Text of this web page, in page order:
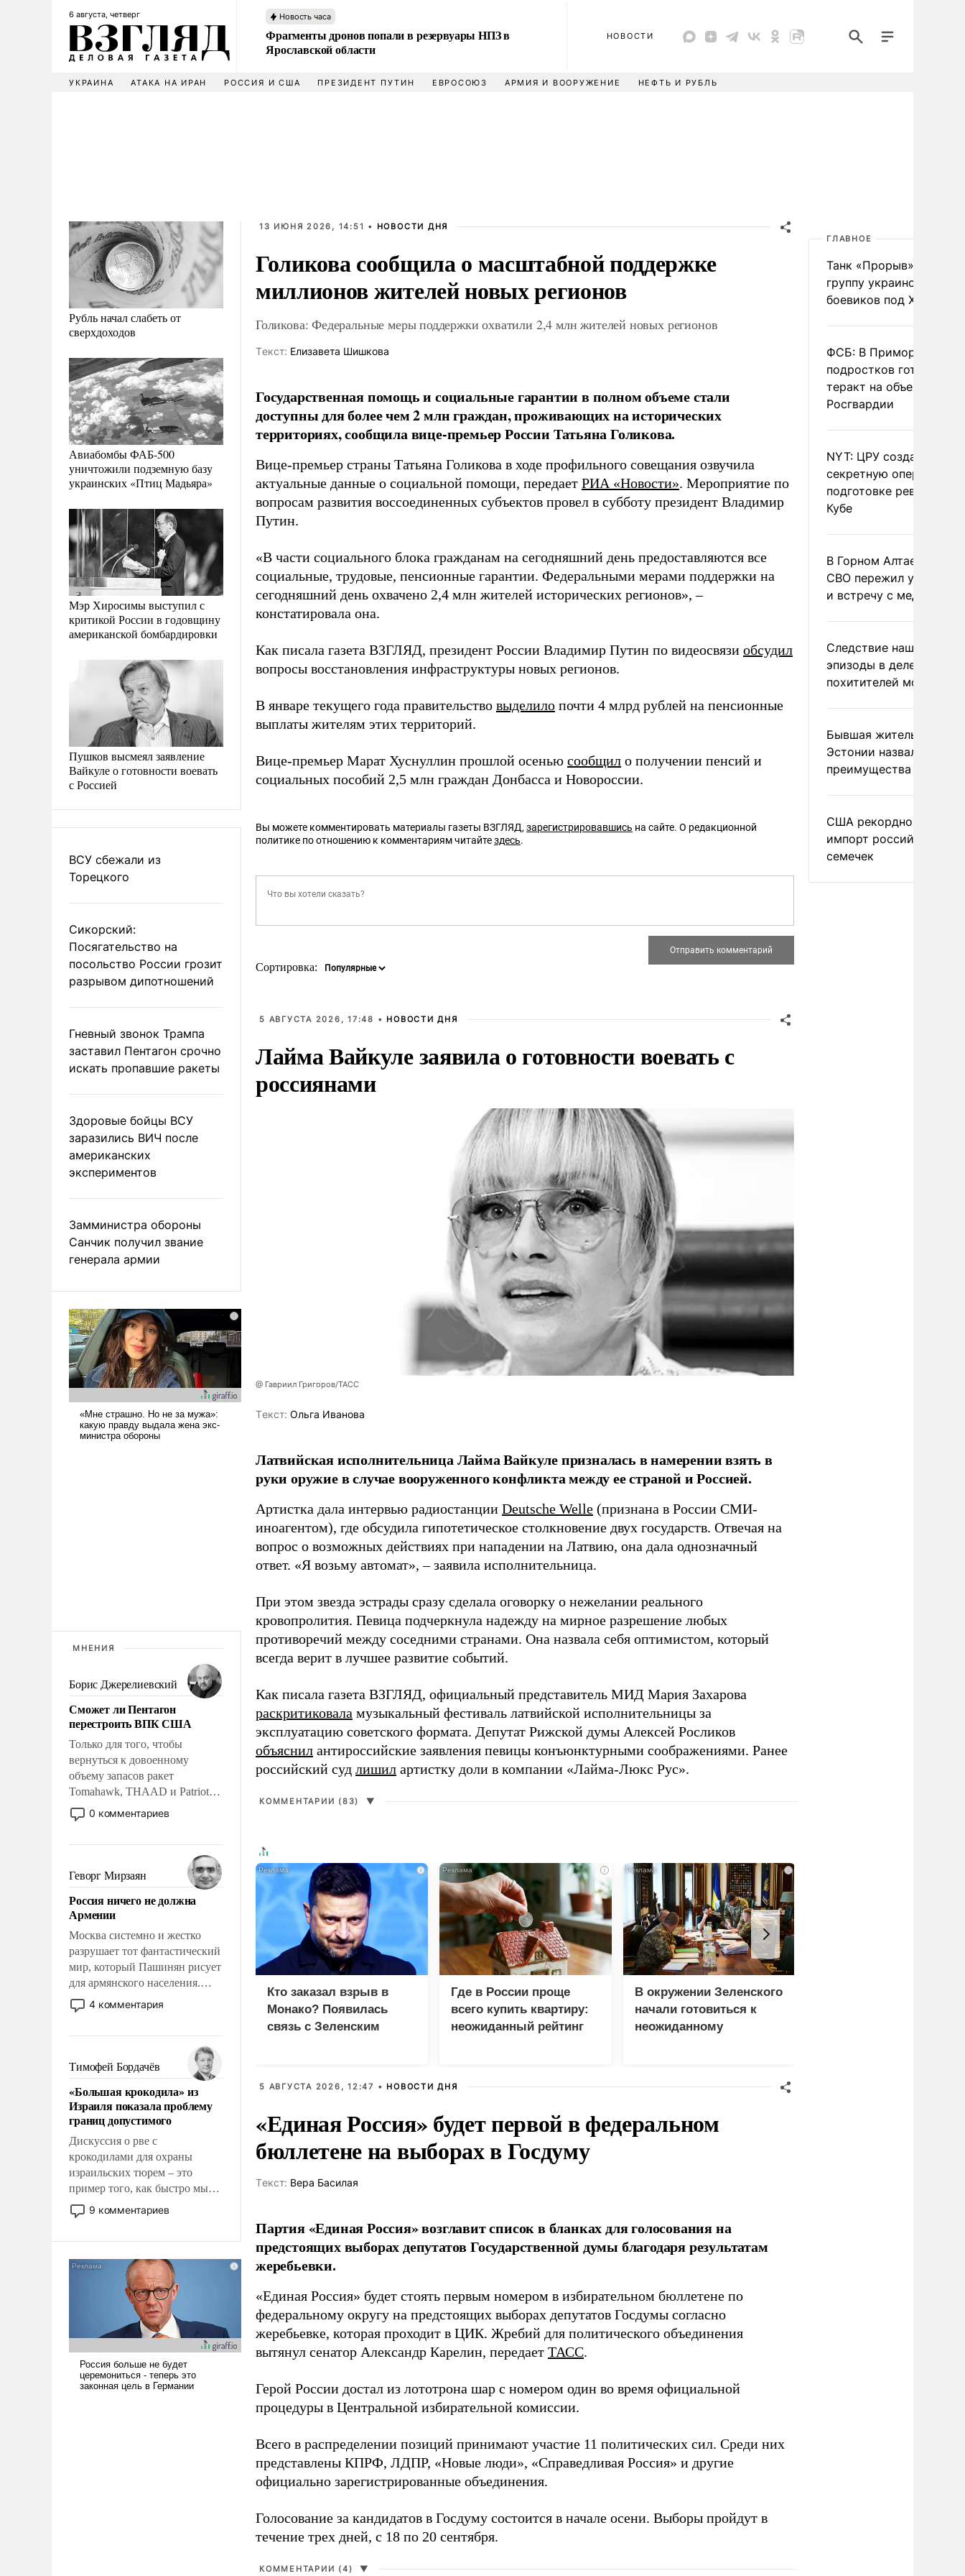
6 августа, четверг Новость часа
Фрагменты дронов попали в резервуары НПЗ в
Ярославской области
НОВОСТИ
УКРАИНА АТАКА НА ИРАН РОССИЯ И США ПРЕЗИДЕНТ ПУТИН ЕВРОСОЮЗ АРМИЯ И ВООРУЖЕНИЕ НЕФТЬ И РУБЛЬ
Рубль начал слабеть от
сверхдоходов
Авиабомбы ФАБ-500
уничтожили подземную базу
украинских «Птиц Мадьяра»
Мэр Хиросимы выступил с
критикой России в годовщину
американской бомбардировки
Пушков высмеял заявление
Вайкуле о готовности воевать
с Россией
ВСУ сбежали из
Торецкого
Сикорский:
Посягательство на
посольство России грозит
разрывом дипотношений
Гневный звонок Трампа
заставил Пентагон срочно
искать пропавшие ракеты
Здоровые бойцы ВСУ
заразились ВИЧ после
американских
экспериментов
Замминистра обороны
Санчик получил звание
генерала армии
МНЕНИЯ
Борис Джерелиевский
Сможет ли Пентагон
перестроить ВПК США
Только для того, чтобы
вернуться к довоенному
объему запасов ракет
Tomahawk, THAAD и Patriot
США потребуется более трех
лет. Даже небольшая война с
Сложившаяся ситуация
означает многолетний период
уязвимости США, например,
перед Китаем.
0 комментариев
Геворг Мирзаян
Россия ничего не должна
Армении
Москва системно и жестко
разрушает тот фантастический
мир, который Пашинян рисует
для армянского населения.
Мир, где этому населению все
должны просто по
политические прожекты будут
беспрекословно оплачиваться
за счет российских
налогоплательщиков и где за
свои поступки не нужно
отвечать.
4 комментария
Тимофей Бордачёв
«Большая крокодила» из
Израиля показала проблему
границ допустимого
Дискуссия о рве с
крокодилами для охраны
израильских тюрем – это
пример того, как быстро мы
двигаемся по пути
революционных изменений.
псевдонаучной фантастики,
стало всерьез обсуждаемой
9 комментариев
13 ИЮНЯ 2026, 14:51 • НОВОСТИ ДНЯ
Голикова сообщила о масштабной поддержке
миллионов жителей новых регионов
Голикова: Федеральные меры поддержки охватили 2,4 млн жителей новых регионов
Tекст: Елизавета Шишкова
Государственная помощь и социальные гарантии в полном объеме стали
доступны для более чем 2 млн граждан, проживающих на исторических
территориях, сообщила вице-премьер России Татьяна Голикова.
Вице-премьер страны Татьяна Голикова в ходе профильного совещания озвучила
актуальные данные о социальной помощи, передает РИА «Новости». Мероприятие по
вопросам развития воссоединенных субъектов провел в субботу президент Владимир
Путин.
«В части социального блока гражданам на сегодняшний день предоставляются все
социальные, трудовые, пенсионные гарантии. Федеральными мерами поддержки на
сегодняшний день охвачено 2,4 млн жителей исторических регионов», –
констатировала она.
Как писала газета ВЗГЛЯД, президент России Владимир Путин по видеосвязи обсудил
вопросы восстановления инфраструктуры новых регионов.
В январе текущего года правительство выделило почти 4 млрд рублей на пенсионные
выплаты жителям этих территорий.
Вице-премьер Марат Хуснуллин прошлой осенью сообщил о получении пенсий и
социальных пособий 2,5 млн граждан Донбасса и Новороссии.
Вы можете комментировать материалы газеты ВЗГЛЯД, зарегистрировавшись на сайте. О редакционной
политике по отношению к комментариям читайтездесь.
Сортировка:
5 АВГУСТА 2026, 17:48 • НОВОСТИ ДНЯ
Лайма Вайкуле заявила о готовности воевать с
россиянами
@ Гавриил Григоров/ТАСС
Tекст: Ольга Иванова
Латвийская исполнительница Лайма Вайкуле призналась в намерении взять в
руки оружие в случае вооруженного конфликта между ее страной и Россией.
Артистка дала интервью радиостанции Deutsche Welle (признана в России СМИ-
иноагентом), где обсудила гипотетическое столкновение двух государств. Отвечая на
вопрос о возможных действиях при нападении на Латвию, она дала однозначный
ответ. «Я возьму автомат», – заявила исполнительница.
При этом звезда эстрады сразу сделала оговорку о нежелании реального
кровопролития. Певица подчеркнула надежду на мирное разрешение любых
противоречий между соседними странами. Она назвала себя оптимистом, который
всегда верит в лучшее развитие событий.
Как писала газета ВЗГЛЯД, официальный представитель МИД Мария Захарова
раскритиковала музыкальный фестиваль латвийской исполнительницы за
эксплуатацию советского формата. Депутат Рижской думы Алексей Росликов
объяснил антироссийские заявления певицы конъюнктурными соображениями. Ранее
российский суд лишил артистку доли в компании «Лайма-Люкс Рус».
КОММЕНТАРИИ (83) ▼
i
Кто заказал взрыв в
Монако? Появилась
связь с Зеленским
i
Где в России проще
всего купить квартиру:
неожиданный рейтинг
i
В окружении Зеленского
начали готовиться к
неожиданному
5 АВГУСТА 2026, 12:47 • НОВОСТИ ДНЯ
«Единая Россия» будет первой в федеральном
бюллетене на выборах в Госдуму
Tекст: Вера Басилая
Партия «Единая Россия» возглавит список в бланках для голосования на
предстоящих выборах депутатов Государственной думы благодаря результатам
жеребьевки.
«Единая Россия» будет стоять первым номером в избирательном бюллетене по
федеральному округу на предстоящих выборах депутатов Госдумы согласно
жеребьевке, которая проходит в ЦИК. Жребий для политического объединения
вытянул сенатор Александр Карелин, передает ТАСС.
Герой России достал из лототрона шар с номером один во время официальной
процедуры в Центральной избирательной комиссии.
Всего в распределении позиций принимают участие 11 политических сил. Среди них
представлены КПРФ, ЛДПР, «Новые люди», «Справедливая Россия» и другие
официально зарегистрированные объединения.
Голосование за кандидатов в Госдуму состоится в начале осени. Выборы пройдут в
течение трех дней, с 18 по 20 сентября.
КОММЕНТАРИИ (4) ▼
ГЛАВНОЕ
Танк «Прорыв»
группу украинских
боевиков под
ФСБ: В Приморье трое
подростков готовили
теракт на объекте
Росгвардии
NYT: ЦРУ создало
секретную опергруппу
подготовке революции
Кубе
В Горном Алтае
СВО пережил удар
и встречу с медведем
Следствие нашло
эпизоды в деле
похитителей москвичек
Бывшая жительница
Эстонии назвала
преимущества России
США рекордно
импорт российских
семечек